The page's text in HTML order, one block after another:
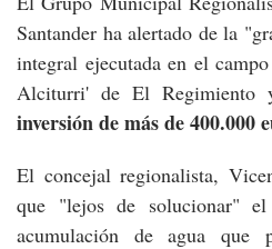
Santander ha alertado de la
integral ejecutada en el
Alciturri' de El Regimiento
inversión de más de 400.000
El concejal regionalista,
que "lejos de solucionar"
acumulación de agua que